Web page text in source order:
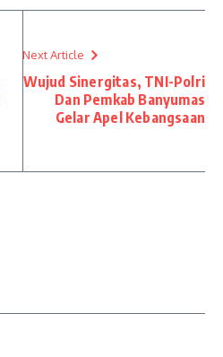
Next Article
Wujud Sinergitas, TNI-Polri
Dan Pemkab Banyumas
Gelar Apel Kebangsaan